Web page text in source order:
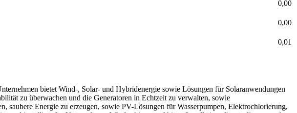
0,00
0,00
0,01
bietet Wind-, Solar- und Hybridenergie sowie Lösungen für Solaranwendungen
zu überwachen und die Generatoren in Echtzeit zu verwalten, sowie
Energie zu erzeugen, sowie PV-Lösungen für Wasserpumpen, Elektrochlorierung,